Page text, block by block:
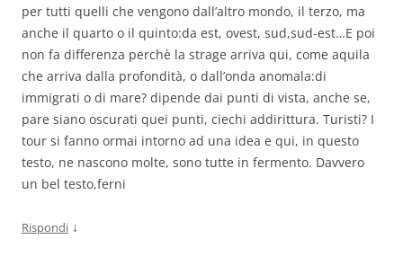
per tutti quelli che vengono dall’altro mondo, il terzo, ma
anche il quarto o il quinto:da est, ovest, sud,sud-est…E poi
non fa differenza perchè la strage arriva qui, come aquila
che arriva dalla profondità, o dall’onda anomala:di
immigrati o di mare? dipende dai punti di vista, anche se,
pare siano oscurati quei punti, ciechi addirittura. Turisti? I
tour si fanno ormai intorno ad una idea e qui, in questo
testo, ne nascono molte, sono tutte in fermento. Davvero
un bel testo,ferni
Rispondi ↓